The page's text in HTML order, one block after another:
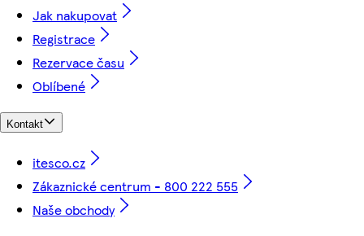
Jak nakupovat
Registrace
Rezervace času
Oblíbené
Kontakt
itesco.cz
Zákaznické centrum - 800 222 555
Naše obchody